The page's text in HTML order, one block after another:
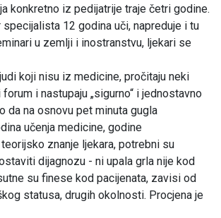
konkretno iz pedijatrije traje četri godine.
specijalista 12 godina uči, napreduje i tu
u zemlji i inostranstvu, ljekari se
koji nisu iz medicine, pročitaju neki
i nastupaju „sigurno“ i jednostavno
da na osnovu pet minuta gugla
učenja medicine, godine
teorijsko znanje ljekara, potrebni su
dijagnozu - ni upala grla nije kod
su finese kod pacijenata, zavisi od
statusa, drugih okolnosti. Procjena je